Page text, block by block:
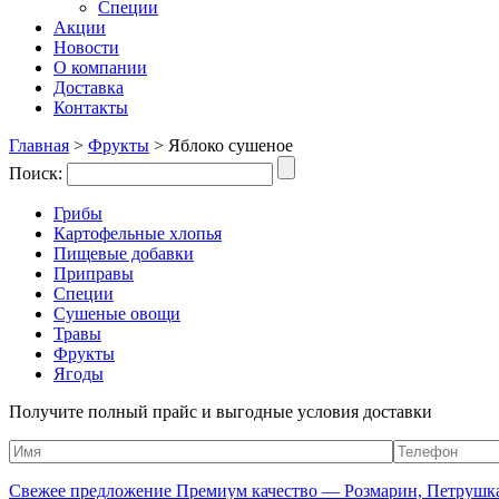
Специи
Акции
Новости
О компании
Доставка
Контакты
Главная > Фрукты > Яблоко сушеное
Поиск:
Грибы
Картофельные хлопья
Пищевые добавки
Приправы
Специи
Сушеные овощи
Травы
Фрукты
Ягоды
Получите полный прайс и выгодные условия доставки
Свежее предложение Премиум качество — Розмарин,